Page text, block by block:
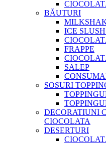
BĂUTURI
ICE
FRAPPE
SALEP
SOSURI
DECORATIUNI
CIOCOLATA
DESERTURI